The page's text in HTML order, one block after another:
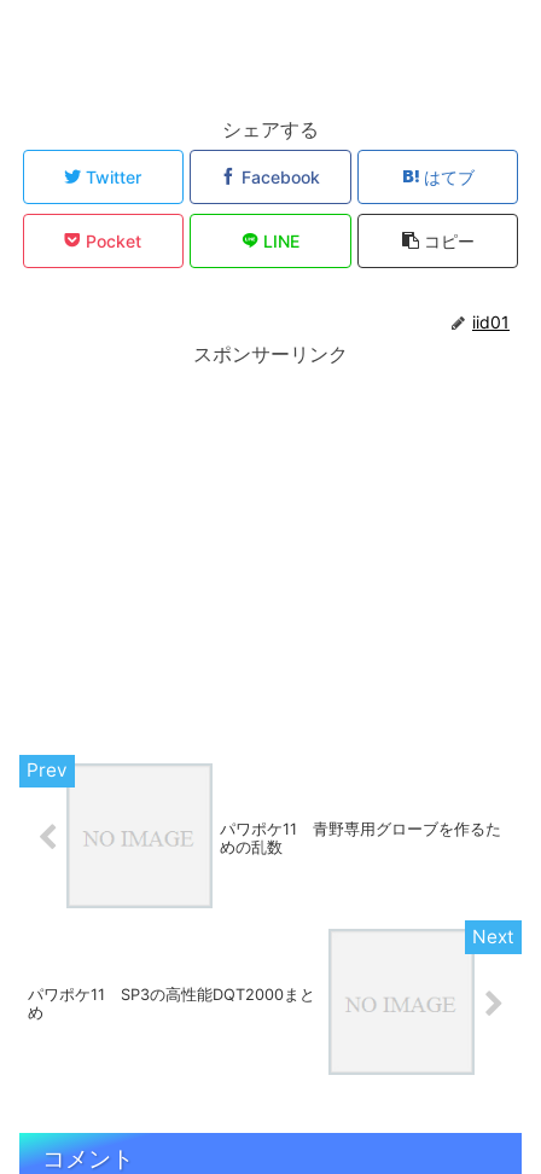
シェアする
Twitter Facebook はてブ
Pocket LINE コピー
iid01
スポンサーリンク
パワポケ11 青野専用グローブを作るた
めの乱数
パワポケ11 SP3の高性能DQT2000まと
め
コメント